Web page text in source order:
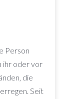
Person
ihr oder vor
die
Seit